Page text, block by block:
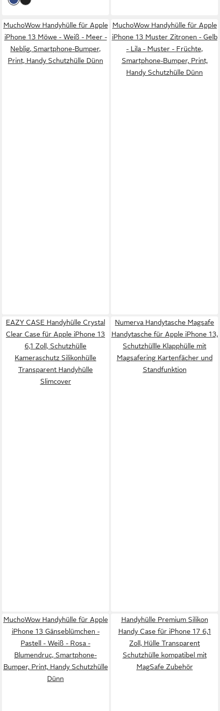
MuchoWow Handyhülle für Apple
iPhone 13 Möwe - Weiß - Meer -
Neblig, Smartphone-Bumper,
Print, Handy Schutzhülle Dünn
MuchoWow Handyhülle für Apple
iPhone 13 Muster Zitronen - Gelb
- Lila - Muster - Früchte,
Smartphone-Bumper, Print,
Handy Schutzhülle Dünn
EAZY CASE Handyhülle Crystal
Clear Case für Apple iPhone 13
6,1 Zoll, Schutzhülle
Kameraschutz Silikonhülle
Transparent Handyhülle
Slimcover
Numerva Handytasche Magsafe
Handytasche für Apple iPhone 13,
Schutzhüllle Klapphülle mit
Magsafering Kartenfächer und
Standfunktion
MuchoWow Handyhülle für Apple
iPhone 13 Gänseblümchen -
Pastell - Weiß - Rosa -
Blumendruc, Smartphone-
Bumper, Print, Handy Schutzhülle
Dünn
Handyhülle Premium Silikon
Handy Case für iPhone 17 6,1
Zoll, Hülle Transparent
Schutzhülle kompatibel mit
MagSafe Zubehör